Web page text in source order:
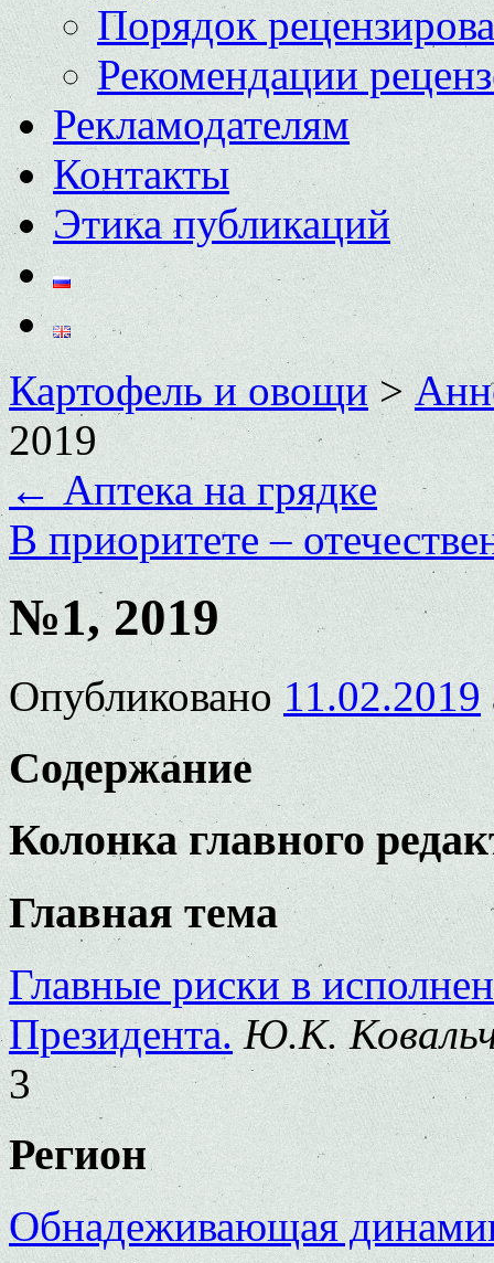
Порядок
Рекомендации
Рекламодателям
Контакты
Этика публикаций
Картофель и овощи>
2019
←Аптека на грядке
В приоритете –
№1, 2019
Опубликовано 11.02.2019
Содержание
Колонка главного
Главная тема
Главные риски в
Президента. Ю.К.
3
Регион
Обнадеживающая